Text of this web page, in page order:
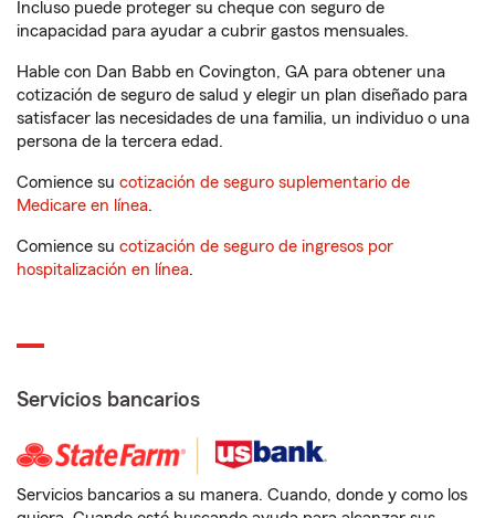
Incluso puede proteger su cheque con seguro de
incapacidad para ayudar a cubrir gastos mensuales.
Hable con Dan Babb en Covington, GA para obtener una
cotización de seguro de salud y elegir un plan diseñado para
satisfacer las necesidades de una familia, un individuo o una
persona de la tercera edad.
Comience su cotización de seguro suplementario de
Medicare en línea.
Comience su cotización de seguro de ingresos por
hospitalización en línea.
Servicios bancarios
Servicios bancarios a su manera. Cuando, donde y como los